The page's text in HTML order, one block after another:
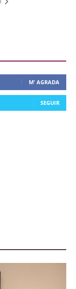
M' AGRADA
SEGUIR